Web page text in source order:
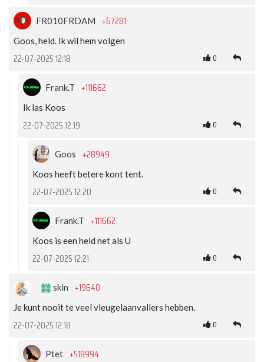
FR010FRDAM +67281
Goos, held. Ik wil hem volgen
22-07-2025 12:18 0
Frank.T +111662
Ik las Koos
22-07-2025 12:19 0
Goos +28949
Koos heeft betere kont tent.
22-07-2025 12:20 0
Frank.T +111662
Koos is een held net als U
22-07-2025 12:21 0
skin +19640
Je kunt nooit te veel vleugelaanvallers hebben.
22-07-2025 12:18 0
Ptet +518994